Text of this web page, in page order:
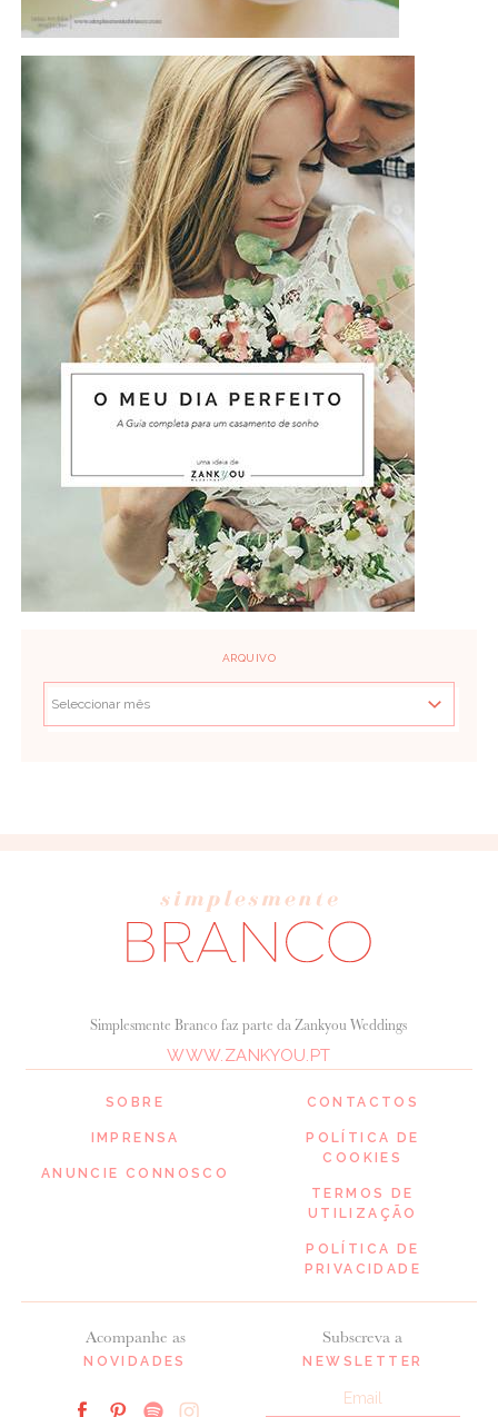
ARQUIVO
SOBRE
IMPRENSA
ANUNCIE CONNOSCO
Acompanhe as
NOVIDADES
Simplesmente Branco faz parte da Zankyou Weddings
WWW.ZANKYOU.PT
Subscreva a
NEWSLETTER
CONTACTOS
POLÍTICA DE
COOKIES
TERMOS DE
UTILIZAÇÃO
POLÍTICA DE
PRIVACIDADE